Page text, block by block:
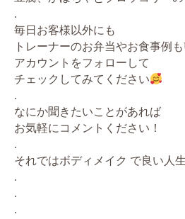
.
毎日お客様以外にも
トレーナーのお弁当やお食事例
アカウントをフォローして
チェックしてみてください
.
なにか聞きたいことがあれば
お気軽にコメントください！
.
それではボディメイク で良い人
.
.
.